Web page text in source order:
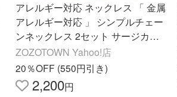
アレルギー対応 ネックレス 「 金属
アレルギー対応 」 シンプルチェー
ンネックレス 2セット サージカル
ステンレス レディース
ZOZOTOWN Yahoo!店
20％OFF (550円引き)
2,200円